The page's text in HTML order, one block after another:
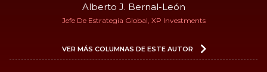
Alberto J. Bernal-León
Jefe De Estrategia Global, XP Investments
VER MÁS COLUMNAS DE ESTE AUTOR